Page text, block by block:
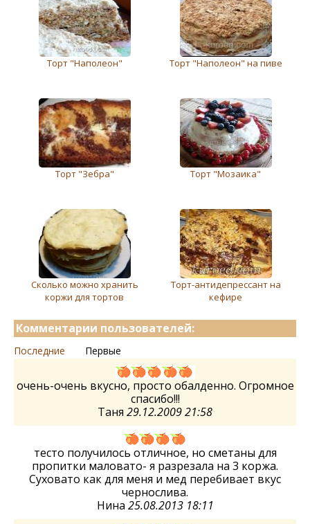
Торт "Наполеон" Торт "Наполеон" на пиве
Торт "Зебра" Торт "Мозаика"
Сколько можно хранить
коржи для тортов
Торт-антидепрессант на
кефире
Комментарии пользователей:
Последние Первые
очень-очень вкусно, просто обалденно. Огромное
спасибо!!!
Таня 29.12.2009 21:58
тесто получилось отличное, но сметаны для
пропитки маловато- я разрезала на 3 коржа.
Суховато как для меня и мед перебивает вкус
чернослива.
Нина 25.08.2013 18:11